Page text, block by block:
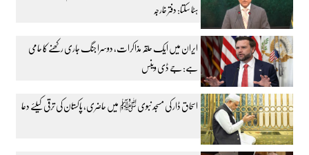
ہٹا سکتا: دفتر خارجہ
ایران میں ایک حلقہ مذاکرات، دوسرا جنگ جاری رکھنے کا حامی
ہے: جے ڈی وینس
اسحاق ڈار کی مسجد نبوی ﷺ میں حاضری، پاکستان کی ترقی کیلئے دعا